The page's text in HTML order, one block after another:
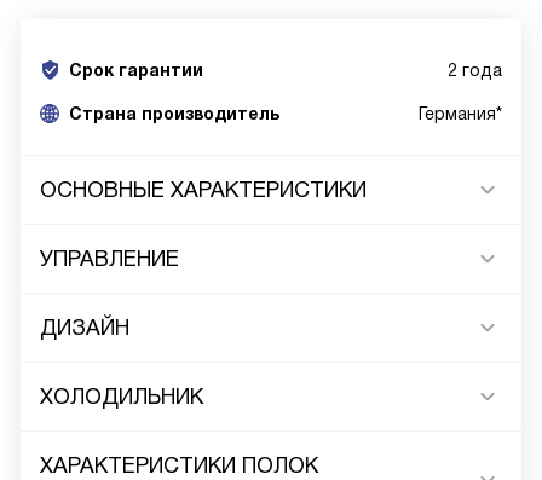
Срок гарантии 2 года
Cтрана производитель Германия*
ОСНОВНЫЕ ХАРАКТЕРИСТИКИ
УПРАВЛЕНИЕ
ДИЗАЙН
ХОЛОДИЛЬНИК
ХАРАКТЕРИСТИКИ ПОЛОК